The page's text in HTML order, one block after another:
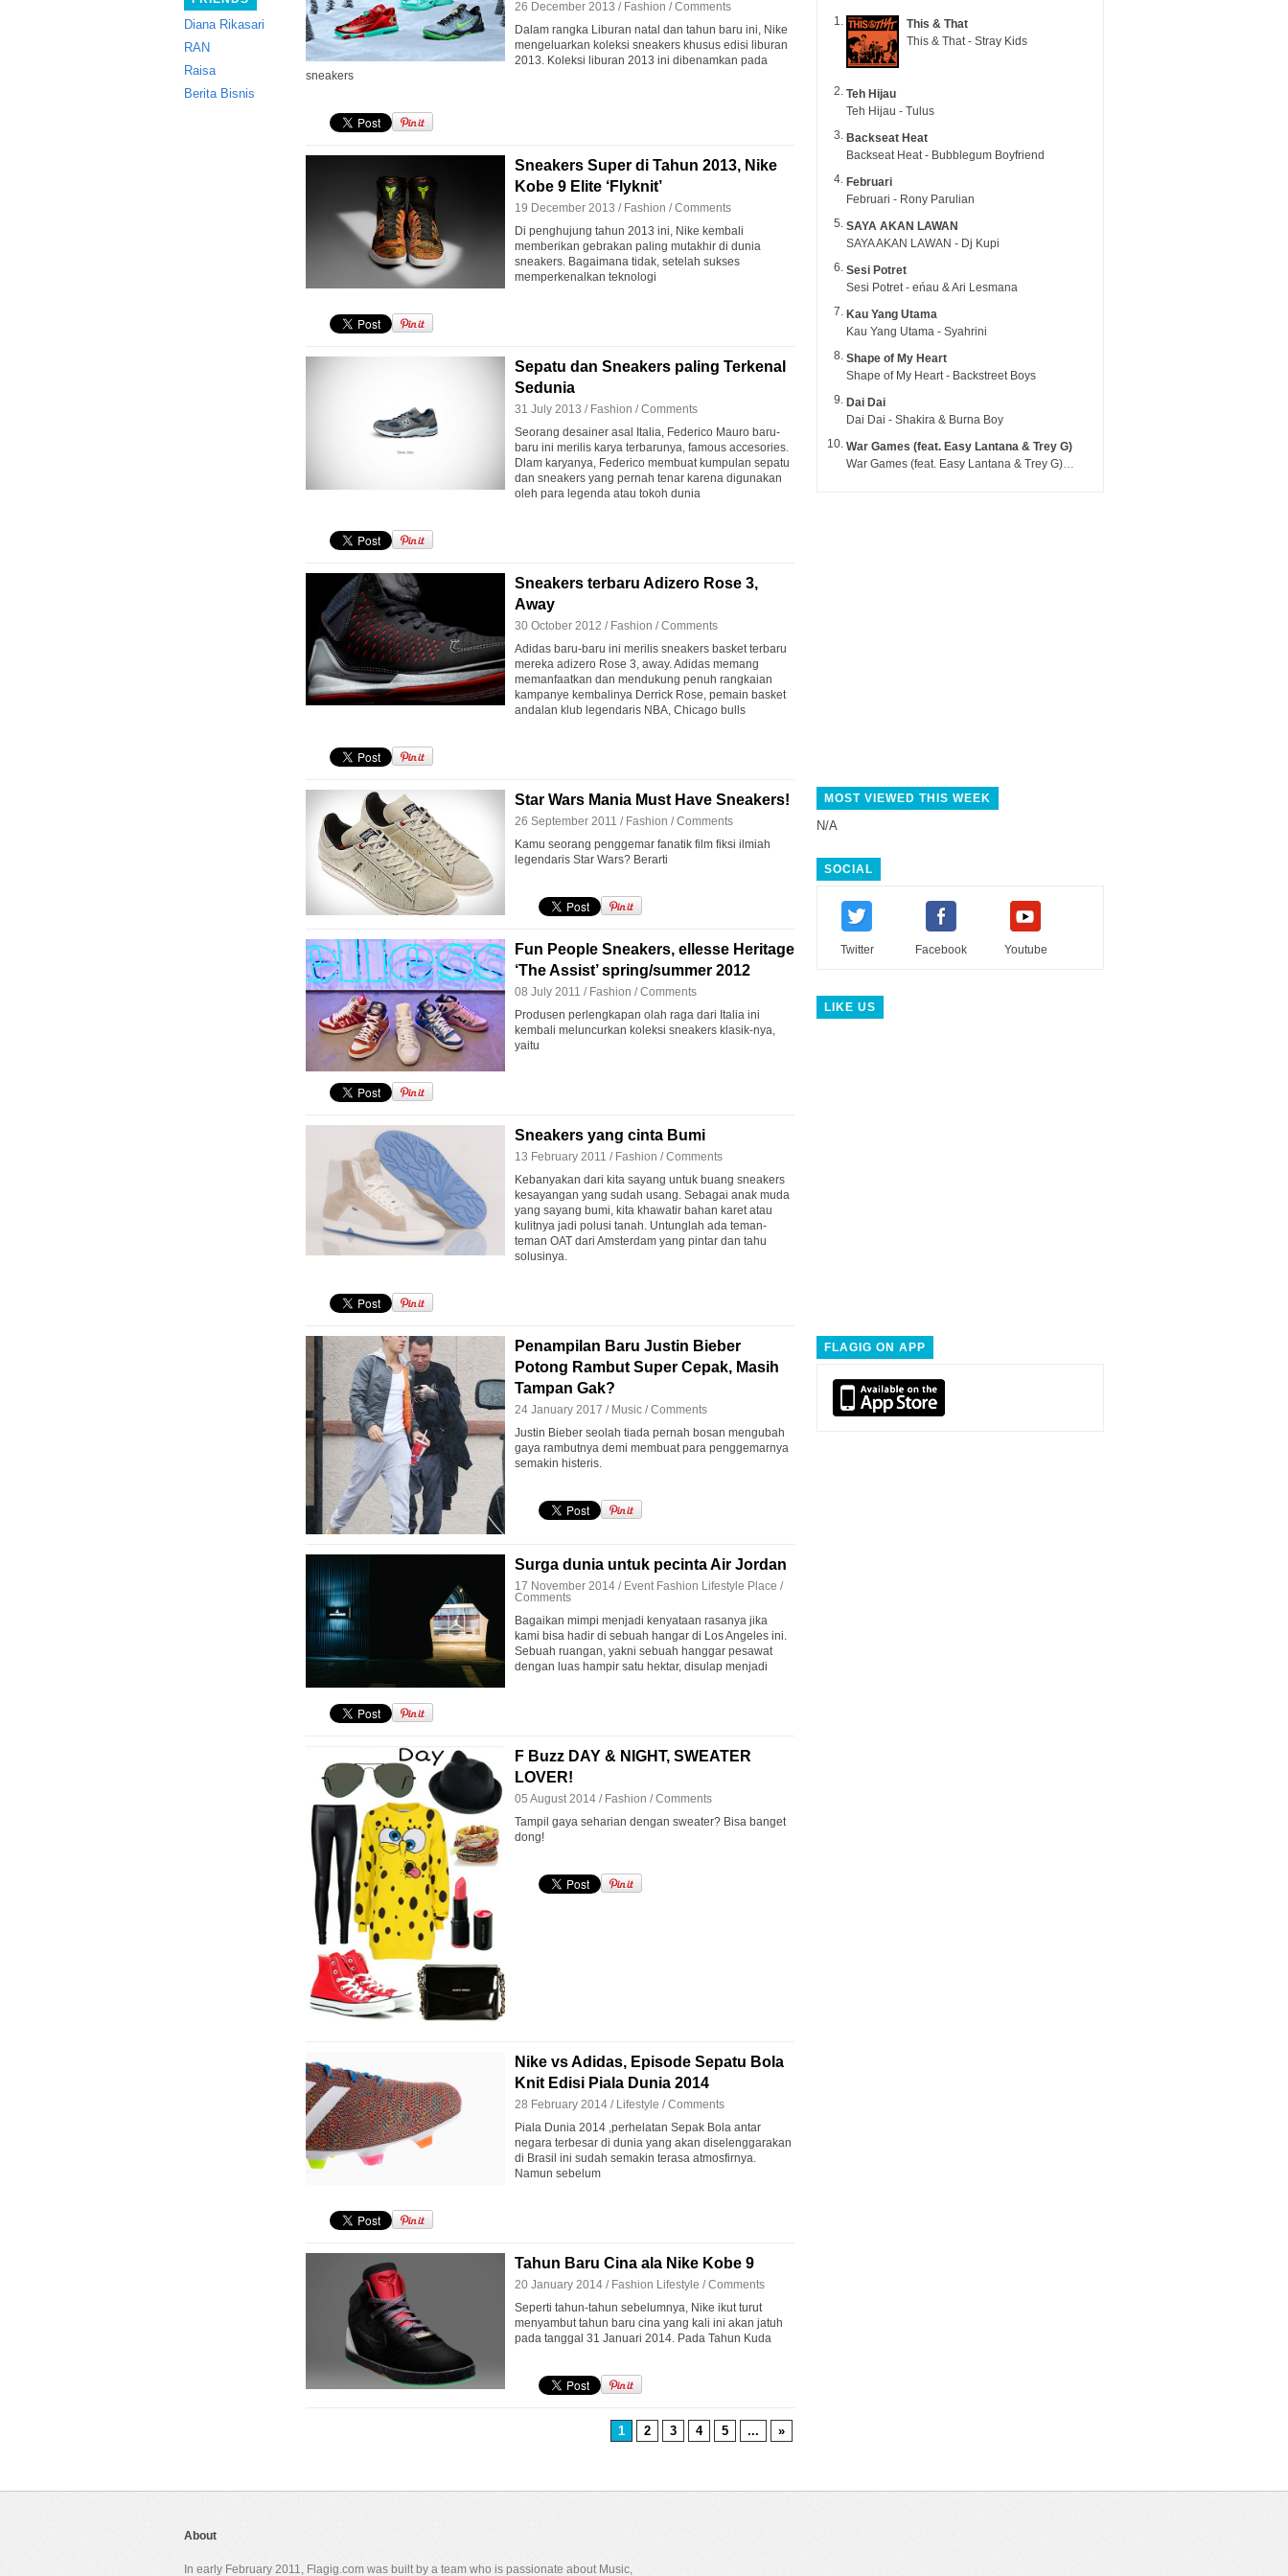
Diana Rikasari
RAN
Raisa
Berita Bisnis
26 December 2013 / Fashion /Comments
Dalam rangka Liburan natal dan tahun baru ini, Nike
mengeluarkan koleksi sneakers khusus edisi liburan
2013. Koleksi liburan 2013 ini dibenamkan pada
sneakers
Sneakers Super di Tahun 2013, Nike
Kobe 9 Elite ‘Flyknit’
19 December 2013 / Fashion /Comments
Di penghujung tahun 2013 ini, Nike kembali
memberikan gebrakan paling mutakhir di dunia
sneakers. Bagaimana tidak, setelah sukses
memperkenalkan teknologi
Sepatu dan Sneakers paling Terkenal
Sedunia
31 July 2013 / Fashion /Comments
Seorang desainer asal Italia, Federico Mauro baru-
baru ini merilis karya terbarunya, famous accesories.
Dlam karyanya, Federico membuat kumpulan sepatu
dan sneakers yang pernah tenar karena digunakan
oleh para legenda atau tokoh dunia
Sneakers terbaru Adizero Rose 3,
Away
30 October 2012 / Fashion /Comments
Adidas baru-baru ini merilis sneakers basket terbaru
mereka adizero Rose 3, away. Adidas memang
memanfaatkan dan mendukung penuh rangkaian
kampanye kembalinya Derrick Rose, pemain basket
andalan klub legendaris NBA, Chicago bulls
Star Wars Mania Must Have Sneakers!
26 September 2011 / Fashion /Comments
Kamu seorang penggemar fanatik film fiksi ilmiah
legendaris Star Wars? Berarti
Fun People Sneakers, ellesse Heritage
‘The Assist’ spring/summer 2012
08 July 2011 / Fashion /Comments
Produsen perlengkapan olah raga dari Italia ini
kembali meluncurkan koleksi sneakers klasik-nya,
yaitu
Sneakers yang cinta Bumi
13 February 2011 / Fashion /Comments
Kebanyakan dari kita sayang untuk buang sneakers
kesayangan yang sudah usang. Sebagai anak muda
yang sayang bumi, kita khawatir bahan karet atau
kulitnya jadi polusi tanah. Untunglah ada teman-
teman OAT dari Amsterdam yang pintar dan tahu
solusinya.
Penampilan Baru Justin Bieber
Potong Rambut Super Cepak, Masih
Tampan Gak?
24 January 2017 / Music /Comments
Justin Bieber seolah tiada pernah bosan mengubah
gaya rambutnya demi membuat para penggemarnya
semakin histeris.
Surga dunia untuk pecinta Air Jordan
17 November 2014 / Event Fashion Lifestyle Place /
Comments
Bagaikan mimpi menjadi kenyataan rasanya jika
kami bisa hadir di sebuah hangar di Los Angeles ini.
Sebuah ruangan, yakni sebuah hanggar pesawat
dengan luas hampir satu hektar, disulap menjadi
F Buzz DAY & NIGHT, SWEATER
LOVER!
05 August 2014 / Fashion /Comments
Tampil gaya seharian dengan sweater? Bisa banget
dong!
Nike vs Adidas, Episode Sepatu Bola
Knit Edisi Piala Dunia 2014
28 February 2014 / Lifestyle /Comments
Piala Dunia 2014 ,perhelatan Sepak Bola antar
negara terbesar di dunia yang akan diselenggarakan
di Brasil ini sudah semakin terasa atmosfirnya.
Namun sebelum
Tahun Baru Cina ala Nike Kobe 9
20 January 2014 / Fashion Lifestyle /Comments
Seperti tahun-tahun sebelumnya, Nike ikut turut
menyambut tahun baru cina yang kali ini akan jatuh
pada tanggal 31 Januari 2014. Pada Tahun Kuda
1 2 3 4 5 ... »
This & That
This & That - Stray Kids
Teh Hijau
Teh Hijau - Tulus
Backseat Heat
Backseat Heat - Bubblegum Boyfriend
Februari
Februari - Rony Parulian
SAYA AKAN LAWAN
SAYA AKAN LAWAN - Dj Kupi
Sesi Potret
Sesi Potret - eńau & Ari Lesmana
Kau Yang Utama
Kau Yang Utama - Syahrini
Shape of My Heart
Shape of My Heart - Backstreet Boys
Dai Dai
Dai Dai - Shakira & Burna Boy
War Games (feat. Easy Lantana & Trey G)
War Games (feat. Easy Lantana & Trey G) - Trub
MOST VIEWED THIS WEEK
N/A
SOCIAL
Twitter Facebook Youtube
LIKE US
FLAGIG ON APP
About
In early February 2011, Flagig.com was built by a team who is passionate about Music,